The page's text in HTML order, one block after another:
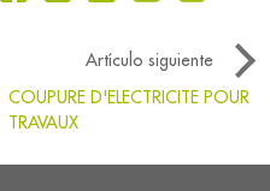
Artículo siguiente
COUPURE D'ELECTRICITE POUR
TRAVAUX